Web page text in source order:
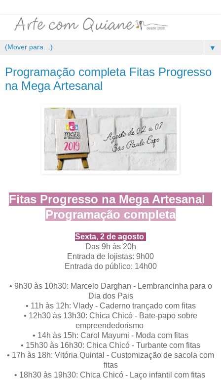
▼
Programação completa Fitas Progresso
na Mega Artesanal
Fitas Progresso na Mega Artesanal
Programação completa
Sexta, 2 de agosto
Das 9h às 20h
Entrada de lojistas: 9h00
Entrada do público: 14h00
• 9h30 às 10h30: Marcelo Darghan - Lembrancinha para o
Dia dos Pais
• 11h às 12h: Vlady - Caderno trançado com fitas
• 12h30 às 13h30: Chica Chicó - Bate-papo sobre
empreendedorismo
• 14h às 15h: Carol Mayumi - Moda com fitas
• 15h30 às 16h30: Chica Chicó - Turbante com fitas
• 17h às 18h: Vitória Quintal - Customização de sacola com
fitas
• 18h30 às 19h30: Chica Chicó - Laço infantil com fitas